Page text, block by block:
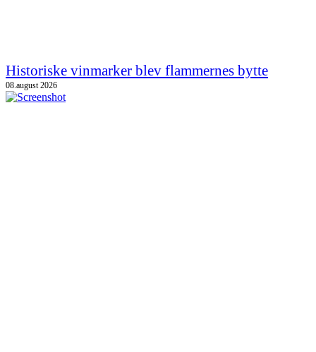
Historiske vinmarker blev flammernes bytte
08.august 2026